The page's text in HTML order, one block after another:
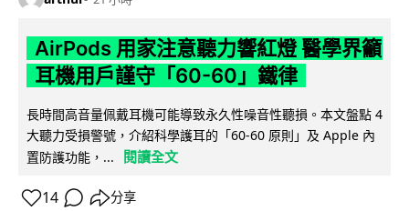
AirPods 用家注意聽力響紅燈 醫學界籲
耳機用戶謹守「60-60」鐵律
長時間高音量佩戴耳機可能導致永久性噪音性聽損。本文盤點 4
大聽力受損警號，介紹科學護耳的「60-60 原則」及 Apple 內
置防護功能，...
閱讀全文
14 分享